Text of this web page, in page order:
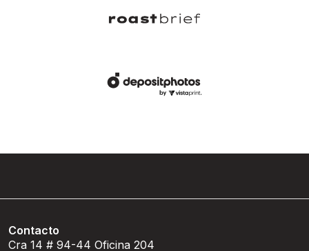
Contacto
Cra 14 # 94-44 Oficina 204